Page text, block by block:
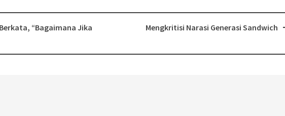
“Bagaimana Jika
Mengkritisi Narasi Generasi Sandwich